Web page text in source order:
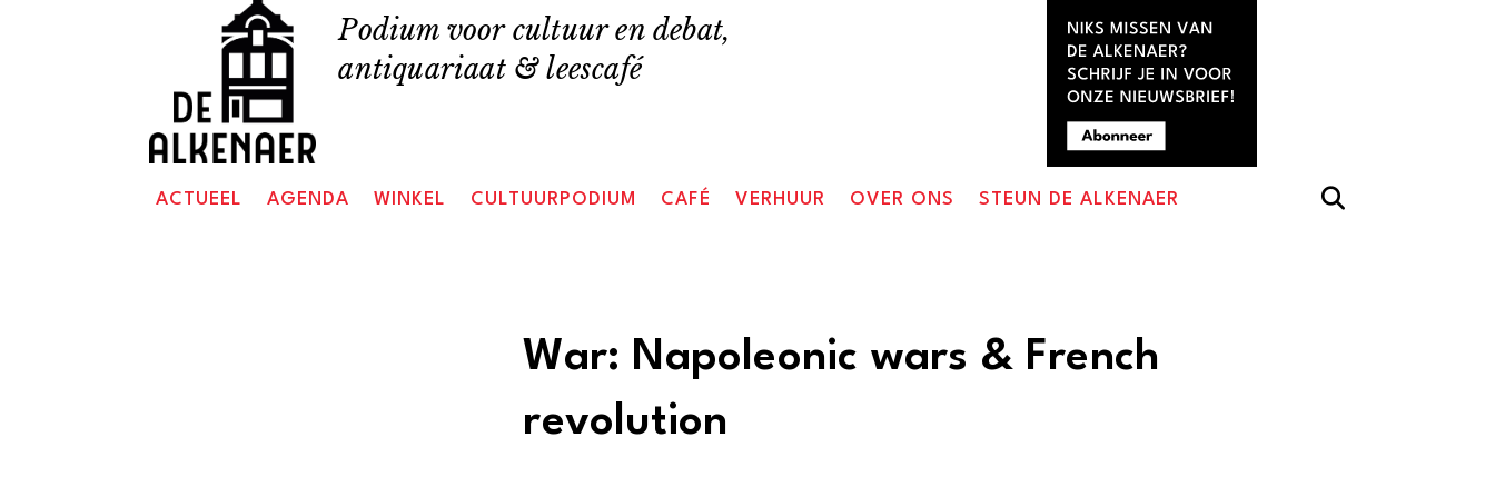
Podium voor cultuur en debat,
antiquariaat & leescafé
ACTUEEL AGENDA WINKEL CULTUURPODIUM CAFÉ VERHUUR OVER ONS STEUN DE ALKENAER
War: Napoleonic wars & French
revolution